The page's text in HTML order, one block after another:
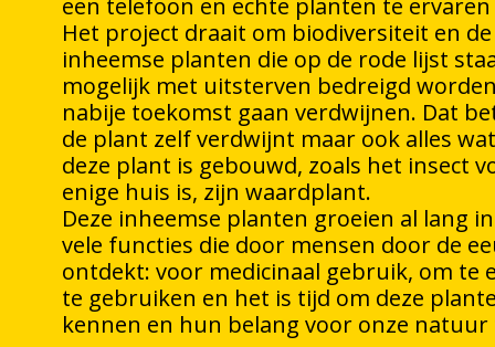
een telefoon en echte planten te ervaren
Het project draait om biodiversiteit en
inheemse planten die op de rode lijst
mogelijk met uitsterven bedreigd
nabije toekomst gaan verdwijnen. Dat
de plant zelf verdwijnt maar ook alles
deze plant is gebouwd, zoals het insect
enige huis is, zijn waardplant.
Deze inheemse planten groeien al lang
vele functies die door mensen door de
ontdekt: voor medicinaal gebruik, om te
te gebruiken en het is tijd om deze
kennen en hun belang voor onze natuur